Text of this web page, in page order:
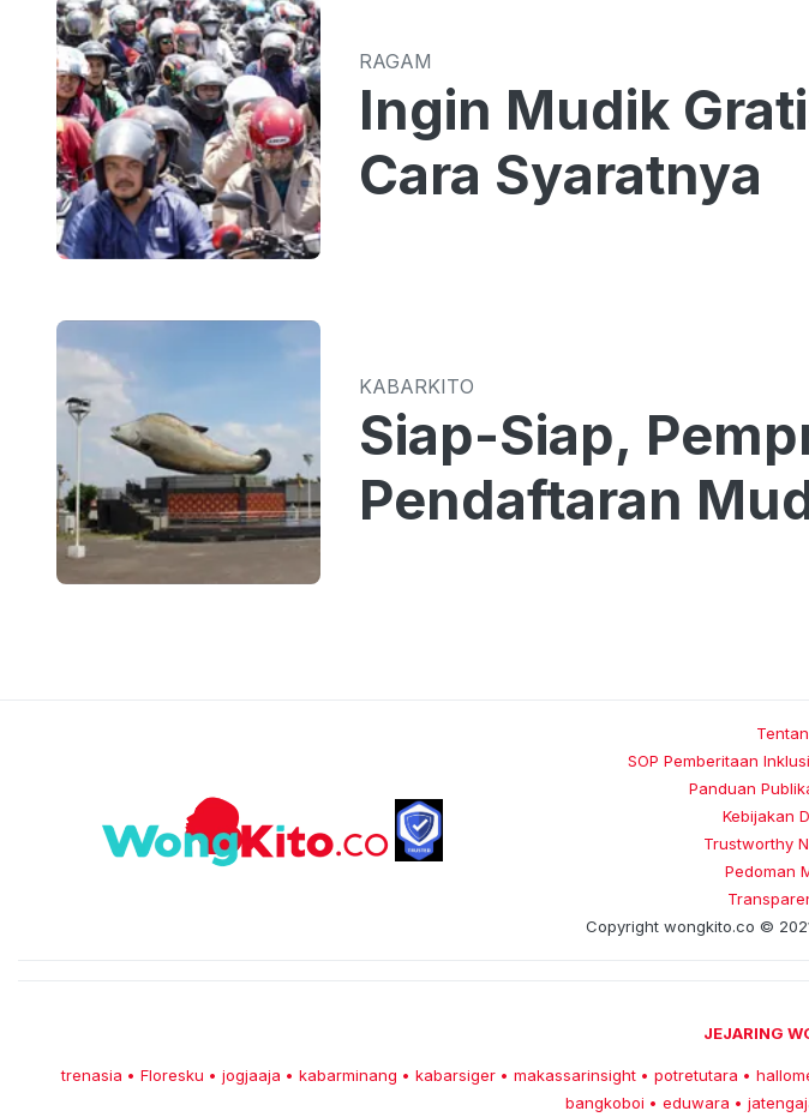
RAGAM
Ingin Mudik
Cara Syaratnya
KABARKITO
Siap-Siap,
Pendaftaran
SOP Pemberitaan
Panduan
Kebijakan
Trustworthy
Pedoman
Copyright wongkito.co ©
JEJARING
trenasia • Floresku • jogjaaja • kabarminang • kabarsiger • makassarinsight • potretutara •
bangkoboi • eduwara •